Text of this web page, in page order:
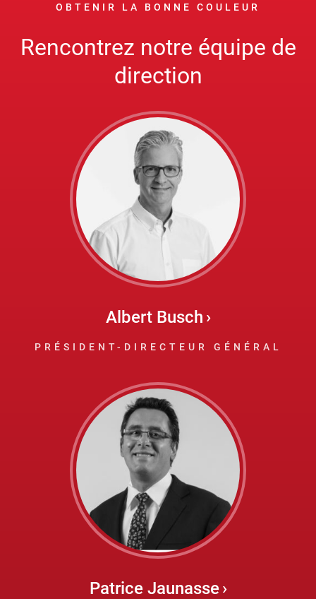
OBTENIR LA BONNE COULEUR
Rencontrez notre équipe de
direction
Albert Busch
PRÉSIDENT-DIRECTEUR GÉNÉRAL
Patrice Jaunasse